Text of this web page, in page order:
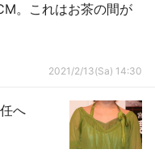
。これはお茶の間が
2021/2/13(Sa) 14:30
へ